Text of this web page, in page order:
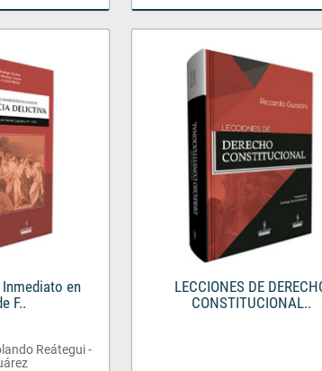
en
F..
Reátegui -
LECCIONES DE
CONSTITUCIONAL..